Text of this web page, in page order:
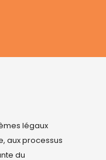
légaux
aux processus
du